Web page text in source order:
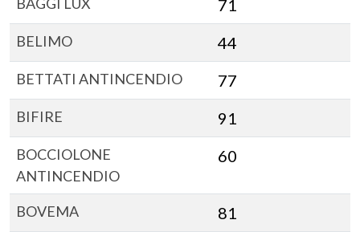
71
BELIMO 44
BETTATI ANTINCENDIO 77
BIFIRE 91
BOCCIOLONE
ANTINCENDIO
60
BOVEMA 81